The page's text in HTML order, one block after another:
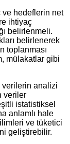
ve hedeflerin net
ihtiyaç
belirlenmeli.
belirlenerek
toplanması
mülakatlar gibi
verilerin analizi
veriler
istatistiksel
anlamlı hale
ve tüketici
geliştirebilir.